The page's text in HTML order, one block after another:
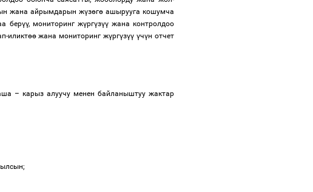
жана айрымдарын жүзөгөашырууга кошумча
берүү, мониторинг жүргүзүүжана контролдоо
иликтөөжана мониторинг жүргүзүү үчүн отчет
– карыз алуучу менен байланыштуу жактар